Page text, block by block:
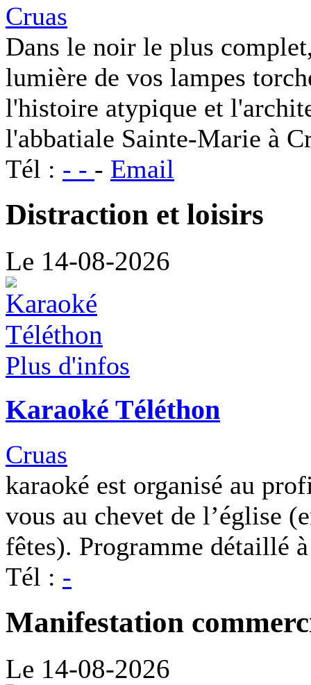
Cruas
Dans le noir le plus
lumière de vos lampes
l'histoire atypique et
l'abbatiale Sainte-Marie à
Tél : - - - Email
Distraction et loisirs
Le 14-08-2026
Plus d'infos
Karaoké Téléthon
Cruas
karaoké est organisé au
vous au chevet de l’église
fêtes). Programme détaillé
Tél : -
Manifestation
Le 14-08-2026